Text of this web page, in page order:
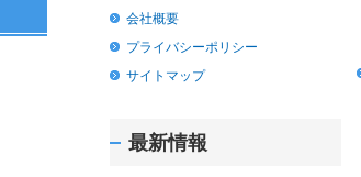
会社概要
プライバシーポリシー
サイトマップ
最新情報